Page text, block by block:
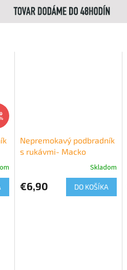
Nepremokavý podbradník
s rukávmi- Macko
Skladom
€6,90 DO KOŠÍKA